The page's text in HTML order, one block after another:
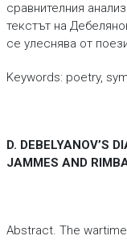
сравнителния
текстът на
сe улеснява от
Keywords: poetry,
D. DEBELYANOV’S
JAMMES AND
Abstract. The